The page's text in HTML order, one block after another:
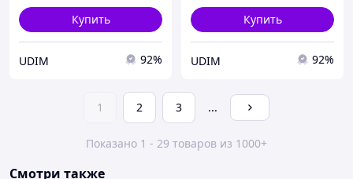
Купить
UDIM 92%
Купить
UDIM 92%
1 2 3 ...
Показано 1 - 29 товаров из 1000+
Смотри также